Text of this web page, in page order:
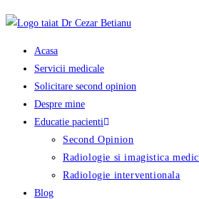
Skip
content Acasa
Servicii medicale
Solicitare second opinion
Despre mine
Educatie pacienti
Second Opinion
Radiologie si imagistica
Radiologie interventionala
Blog